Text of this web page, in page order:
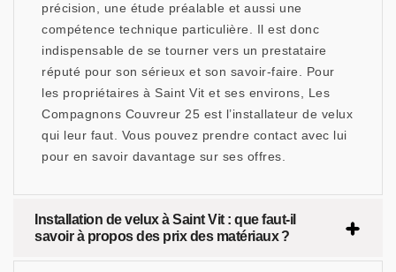
précision, une étude préalable et aussi une
compétence technique particulière. Il est donc
indispensable de se tourner vers un prestataire
réputé pour son sérieux et son savoir-faire. Pour
les propriétaires à Saint Vit et ses environs, Les
Compagnons Couvreur 25 est l’installateur de velux
qui leur faut. Vous pouvez prendre contact avec lui
pour en savoir davantage sur ses offres.
Installation de velux à Saint Vit : que faut-il
savoir à propos des prix des matériaux ?